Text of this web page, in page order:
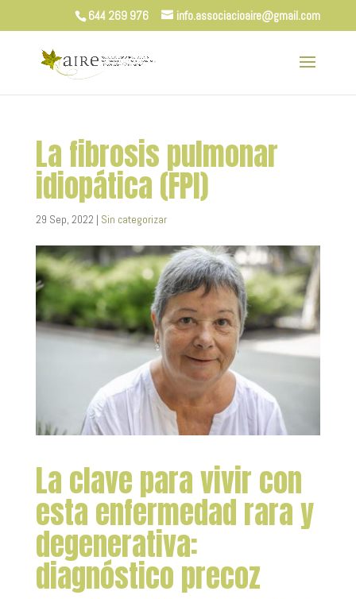
644 269 976 info.associacioaire@gmail.com
La fibrosis pulmonar
idiopática (FPI)
29 Sep, 2022 | Sin categorizar
La clave para vivir con
esta enfermedad rara y
degenerativa:
diagnóstico precoz